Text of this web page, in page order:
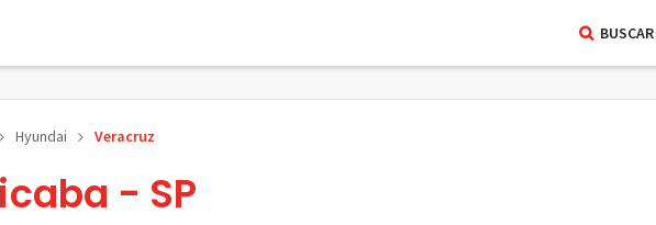
BUSCAR
Hyundai Veracruz
- SP